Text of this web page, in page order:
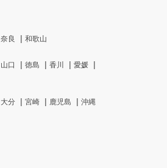
奈良
和歌山
山口 徳島 香川
愛媛
大分 宮崎 鹿児島 沖縄